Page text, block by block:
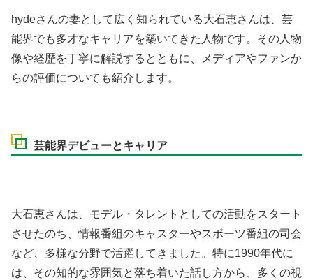
hydeさんの妻として広く知られている大石恵さんは、芸
能界でも多才なキャリアを築いてきた人物です。その人物
像や経歴を丁寧に解説するとともに、メディアやファンか
らの評価についても紹介します。
芸能界デビューとキャリア
大石恵さんは、モデル・タレントとしての活動をスタート
させたのち、情報番組のキャスターやスポーツ番組の司会
など、多様な分野で活躍してきました。特に1990年代に
は、その知的な雰囲気と落ち着いた話し方から、多くの視